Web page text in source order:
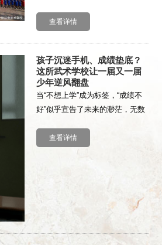
校实行准军事化全封闭管理，通
查看详情
孩子沉迷手机、成绩垫底？
这所武术学校让一届又一届
少年逆风翻盘
当“不想上学”成为标签，“成绩不
好”似乎宣告了未来的渺茫，无数
路，真的只有一条吗？初到少林
查看详情